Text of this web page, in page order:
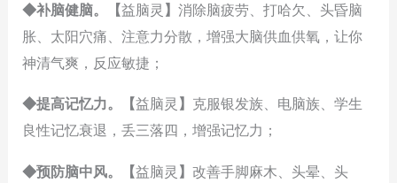
◆补脑健脑。【益脑灵 】消除脑疲劳、打哈欠、头昏脑
胀、太阳穴痛、注意力分散，增强大脑供血供氧，让你
神清气爽，反应敏捷；
◆提高记忆力。【益脑灵 】 克服银发族、电脑族、学生
良性记忆衰退，丢三落四，增强记忆力；
◆预防脑中风。 【益脑灵 】改善手脚麻木、头晕、头